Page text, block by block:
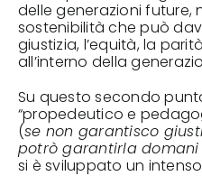
delle generazioni future,
sostenibilità che può
giustizia, l’equità, la
all’interno della
Su questo secondo
“propedeutico e
(se non garantisco
potrò garantirla
si è sviluppato un